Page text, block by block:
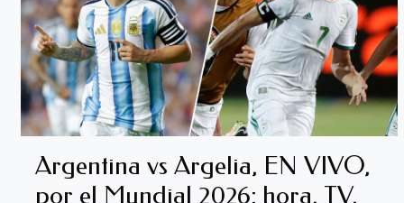
Argentina vs Argelia, EN VIVO,
por el Mundial 2026: hora, TV,